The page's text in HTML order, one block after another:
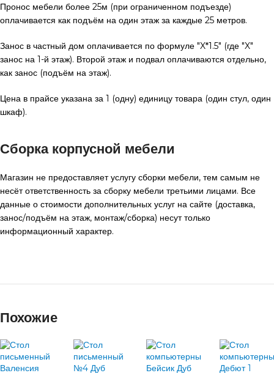
Пронос мебели более 25м (при ограниченном подъезде)
оплачивается как подъём на один этаж за каждые 25 метров.
Занос в частный дом оплачивается по формуле "X*1.5" (где "X"
занос на 1-й этаж). Второй этаж и подвал оплачиваются отдельно,
как занос (подъём на этаж).
Цена в прайсе указана за 1 (одну) единицу товара (один стул, один
шкаф).
Сборка корпусной мебели
Магазин не предоставляет услугу сборки мебели, тем самым не
несёт ответственность за сборку мебели третьими лицами. Все
данные о стоимости дополнительных услуг на сайте (доставка,
занос/подъём на этаж, монтаж/сборка) несут только
информационный характер.
Похожие